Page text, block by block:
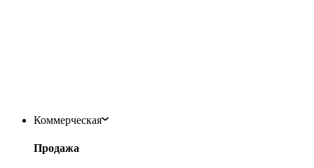
Коммерческая
Продажа